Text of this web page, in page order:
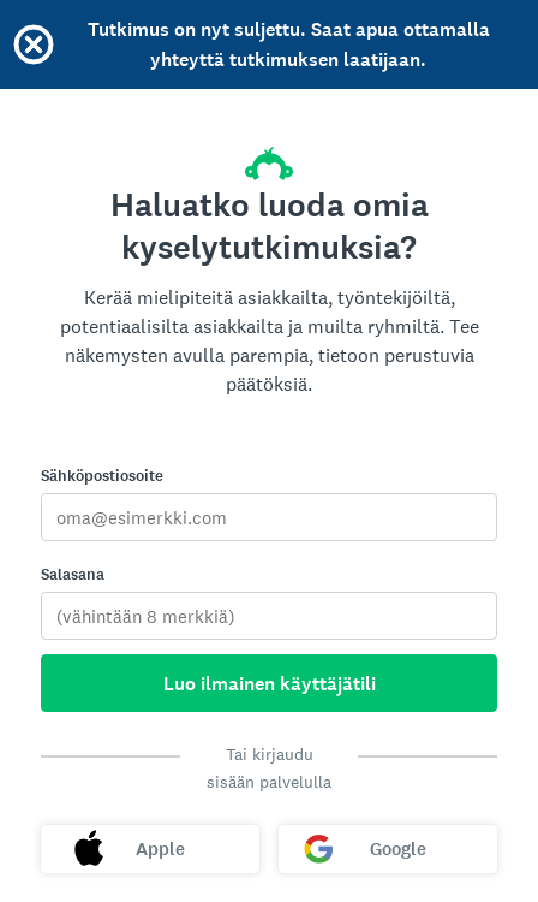
Tutkimus on nyt suljettu. Saat apua ottamalla
yhteyttä tutkimuksen laatijaan.
Haluatko luoda omia
kyselytutkimuksia?
Kerää mielipiteitä asiakkailta, työntekijöiltä,
potentiaalisilta asiakkailta ja muilta ryhmiltä. Tee
näkemysten avulla parempia, tietoon perustuvia
päätöksiä.
Sähköpostiosoite
Salasana
Luo ilmainen käyttäjätili
Tai kirjaudu
sisään palvelulla
Apple Google